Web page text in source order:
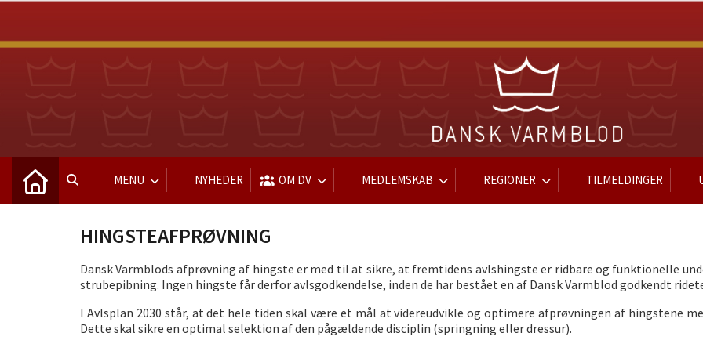
MENU NYHEDER OM DV MEDLEMSKAB REGIONER TILMELDINGER
HINGSTEAFPRØVNING
Dansk Varmblods afprøvning af hingste er med til at sikre, at fremtidens avlshingste er ridbare og funktionelle
strubepibning. Ingen hingste får derfor avlsgodkendelse, inden de har bestået en af Dansk Varmblod godkendt
I Avlsplan 2030 står, at det hele tiden skal være et mål at videreudvikle og optimere afprøvningen af hingstene
Dette skal sikre en optimal selektion af den pågældende disciplin (springning eller dressur).